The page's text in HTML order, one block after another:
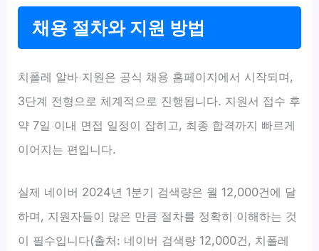
채용 절차와 지원 방법
치폴레 알바 지원은 공식 채용 홈페이지에서 시작되며,
3단계 전형으로 체계적으로 진행됩니다. 지원서 접수 후
약 7일 이내 면접 일정이 잡히고, 최종 합격까지 빠르게
이어지는 편입니다.
실제 네이버 2024년 1분기 검색량은 월 12,000건에 달
하며, 지원자들이 많은 만큼 절차를 정확히 이해하는 것
이 필수입니다(출처: 네이버 검색량 12,000건, 치폴레